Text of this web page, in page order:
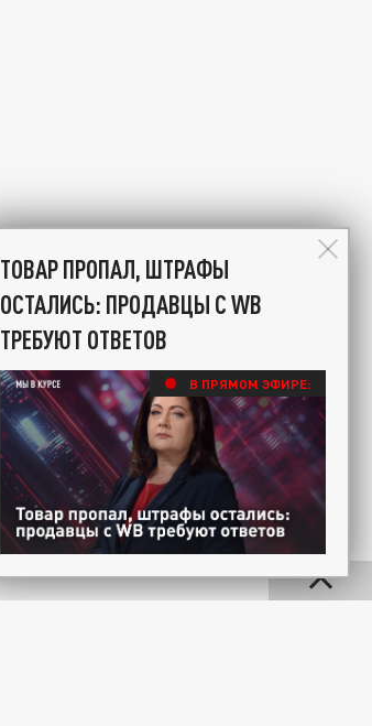
ТОВАР ПРОПАЛ, ШТРАФЫ
ОСТАЛИСЬ: ПРОДАВЦЫ С WB
ТРЕБУЮТ ОТВЕТОВ
В ПРЯМОМ ЭФИРЕ: